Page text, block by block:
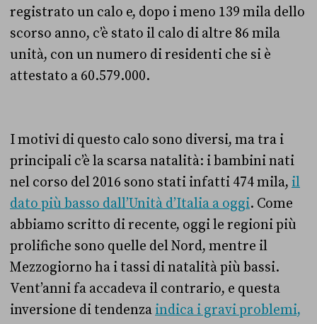
registrato un calo e, dopo i meno 139 mila dello
scorso anno, c’è stato il calo di altre 86 mila
unità, con un numero di residenti che si è
attestato a 60.579.000.
I motivi di questo calo sono diversi, ma tra i
principali c’è la scarsa natalità: i bambini nati
nel corso del 2016 sono stati infatti 474 mila, il
dato più basso dall’Unità d’Italia a oggi. Come
abbiamo scritto di recente, oggi le regioni più
prolifiche sono quelle del Nord, mentre il
Mezzogiorno ha i tassi di natalità più bassi.
Vent’anni fa accadeva il contrario, e questa
inversione di tendenza indica i gravi problemi,